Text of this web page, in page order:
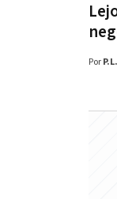
Por P.L.